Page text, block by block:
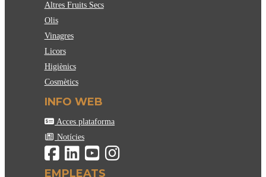
Altres Fruits Secs
Olis
Vinagres
Licors
Higiènics
Cosmètics
INFO WEB
Acces plataforma
Notícies
EMPLEATS